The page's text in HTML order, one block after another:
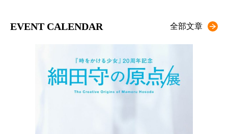
EVENT CALENDAR 全部文章